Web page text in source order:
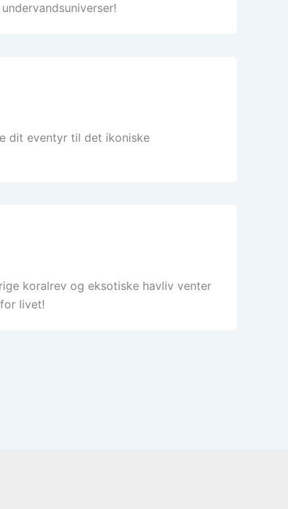
dit eventyr til det ikoniske
koralrev og eksotiske havliv venter
livet!